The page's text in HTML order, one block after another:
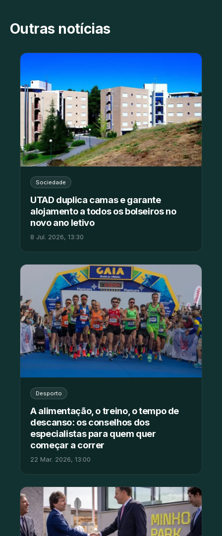
Outras notícias
Sociedade
UTAD duplica camas e garante
alojamento a todos os bolseiros no
novo ano letivo
8 Jul. 2026, 13:30
Desporto
A alimentação, o treino, o tempo de
descanso: os conselhos dos
especialistas para quem quer
começar a correr
22 Mar. 2026, 13:00